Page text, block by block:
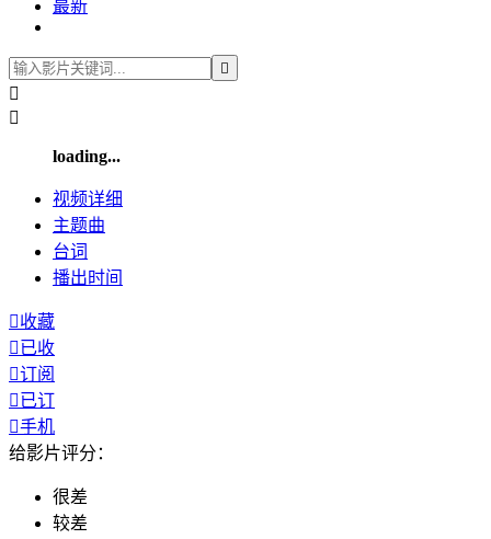
最新



loading...
视频详细
主题曲
台词
播出时间
收藏
已收
订阅
已订
手机
给影片评分：
很差
较差